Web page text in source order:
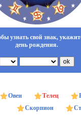
узнать свой знак,
день рождения.
Овен Телец
Скорпион